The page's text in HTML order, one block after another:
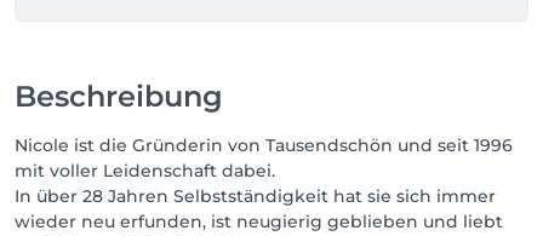
Beschreibung
Nicole ist die Gründerin von Tausendschön und seit 1996
mit voller Leidenschaft dabei.
In über 28 Jahren Selbstständigkeit hat sie sich immer
wieder neu erfunden, ist neugierig geblieben und liebt